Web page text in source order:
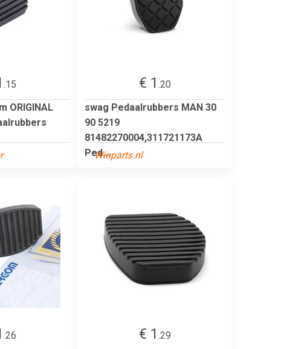
.15
ORIGINAL
€ 1 .20
swag Pedaalrubbers MAN 30
90 5219
81482270004,311721173A
Ped...
Winparts.nl
.26
€ 1 .29